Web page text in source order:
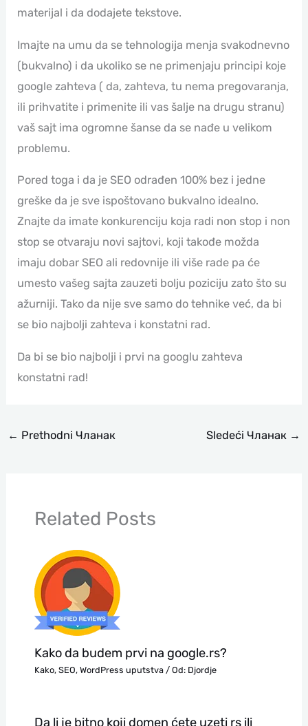
materijal i da dodajete tekstove.
Imajte na umu da se tehnologija menja svakodnevno
(bukvalno) i da ukoliko se ne primenjaju principi koje
google zahteva ( da, zahteva, tu nema pregovaranja,
ili prihvatite i primenite ili vas šalje na drugu stranu)
vaš sajt ima ogromne šanse da se nađe u velikom
problemu.
Pored toga i da je SEO odrađen 100% bez i jedne
greške da je sve ispoštovano bukvalno idealno.
Znajte da imate konkurenciju koja radi non stop i non
stop se otvaraju novi sajtovi, koji takođe možda
imaju dobar SEO ali redovnije ili više rade pa će
umesto vašeg sajta zauzeti bolju poziciju zato što su
ažurniji. Tako da nije sve samo do tehnike već, da bi
se bio najbolji zahteva i konstatni rad.
Da bi se bio najbolji i prvi na googlu zahteva
konstatni rad!
← Prethodni Чланак Sledeći Чланак →
Related Posts
Kako da budem prvi na google.rs?
Kako, SEO, WordPress uputstva/ Od: Djordje
Da li je bitno koji domen ćete uzeti rs ili